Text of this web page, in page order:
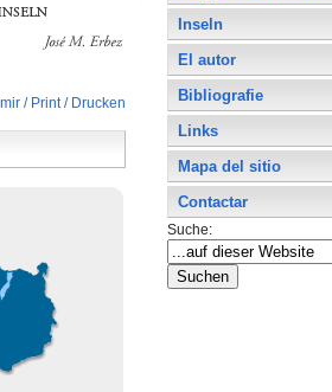
Inseln
El autor
Bibliografie
Links
Mapa del sitio
Contactar
Suche: